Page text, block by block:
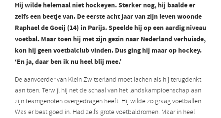
Hij wilde helemaal niet hockeyen. Sterker nog, hij baalde er
zelfs een beetje van. De eerste acht jaar van zijn leven woonde
Raphael de Goeij (14) in Parijs. Speelde hij op een aardig niveau
voetbal. Maar toen hij met zijn gezin naar Nederland verhuisde,
kon hij geen voetbalclub vinden. Dus ging hij maar op hockey.
‘En ja, daar ben ik nu heel blij mee.’
De aanvoerder van Klein Zwitserland moet lachen als hij terugdenkt
aan toen. Terwijl hij net de schaal van het landskampioenschap aan
zijn teamgenoten overgedragen heeft. Hij wilde zo graag voetballen.
Was er best goed in. Had zelfs grote voetbaldromen. Maar in heel